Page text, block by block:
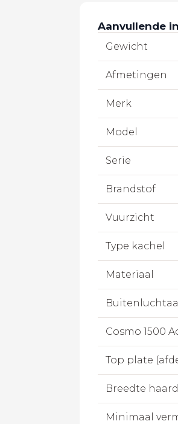
Aanvullende
Gewicht
Afmetingen
Merk
Model
Serie
Brandstof
Vuurzicht
Type kachel
Materiaal
Cosmo 1500
Top plate
Breedte
Minimaal